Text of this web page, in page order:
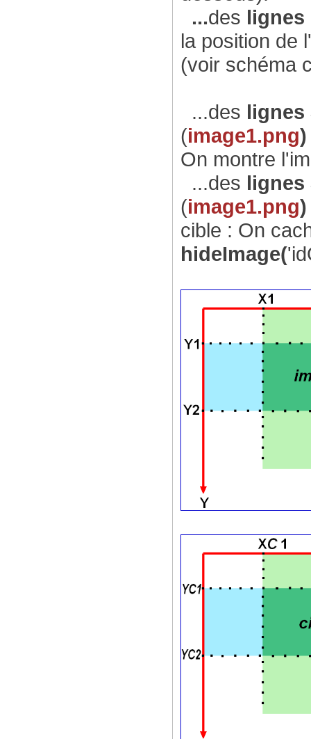
...des lignes
la position de
(voir schéma
...des lignes
(image1.png
On montre
...des lignes
(image1.png
cible : On
hideImage(